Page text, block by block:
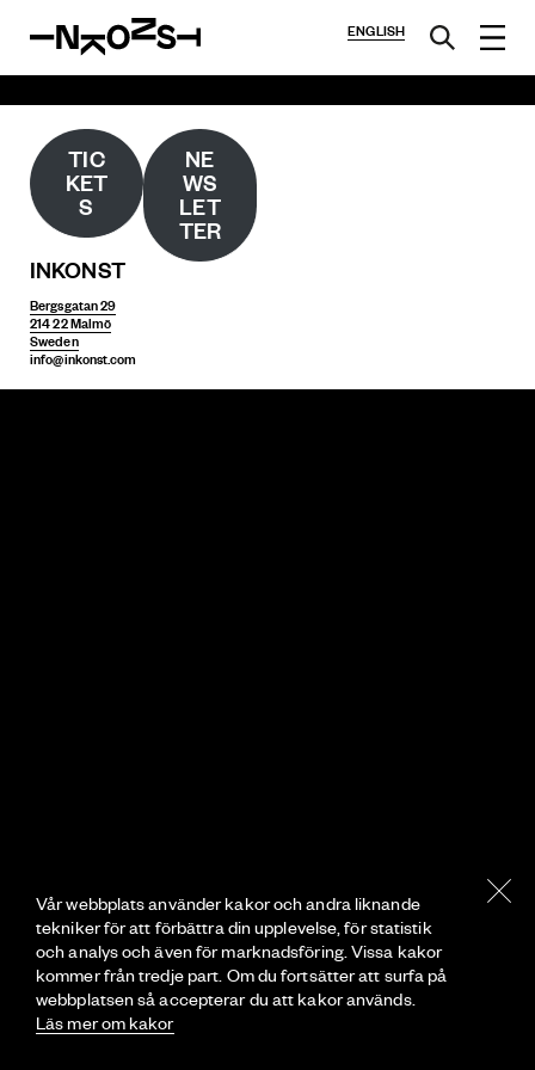
ENGLISH
TIC
KET
S
NE
WS
LET
TER
INKONST
Bergsgatan 29
214 22 Malmö
Sweden
info@inkonst.com
Vår webbplats använder kakor och andra liknande
tekniker för att förbättra din upplevelse, för statistik
och analys och även för marknadsföring. Vissa kakor
kommer från tredje part. Om du fortsätter att surfa på
webbplatsen så accepterar du att kakor används.
Läs mer om kakor